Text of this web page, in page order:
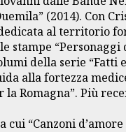
(2014). Con
al territorio
“Personaggi
della serie “Fatti
alla fortezza
Romagna”. Più
“Canzoni